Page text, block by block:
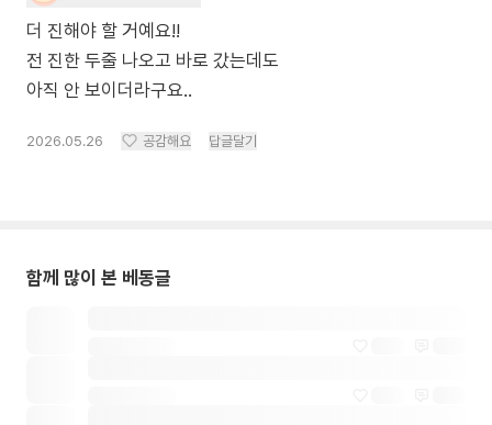
더 진해야 할 거예요!!
전 진한 두줄 나오고 바로 갔는데도
아직 안 보이더라구요..
2026.05.26 공감해요 답글달기
함께 많이 본 베동글